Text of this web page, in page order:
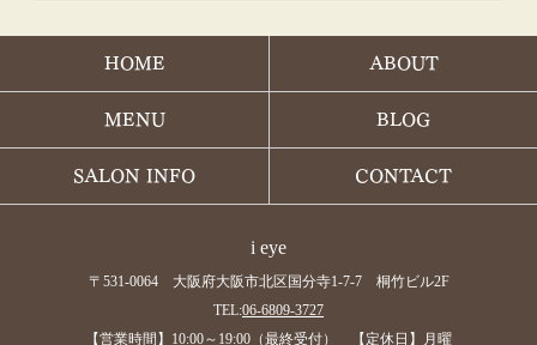
HOME ABOUT
MENU BLOG
SALON INFO CONTACT
i eye
〒531-0064 大阪府大阪市北区国分寺1-7-7 桐竹ビル2F
TEL:06-6809-3727
【営業時間】10:00～19:00（最終受付） 【定休日】月曜